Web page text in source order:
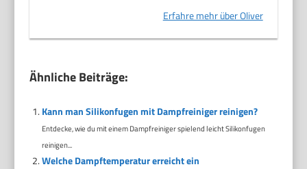
Erfahre mehr über Oliver
Ähnliche Beiträge:
Kann man Silikonfugen mit Dampfreiniger reinigen?
Entdecke, wie du mit einem Dampfreiniger spielend leicht Silikonfugen
reinigen...
Welche Dampftemperatur erreicht ein